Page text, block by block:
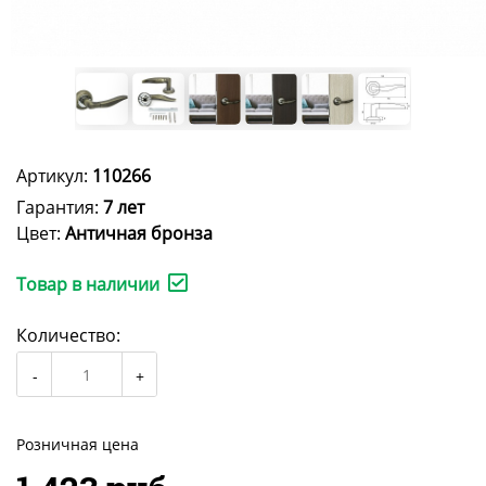
Артикул: 110266
Гарантия: 7 лет
Цвет: Античная бронза
Товар в наличии
Количество:
Розничная цена